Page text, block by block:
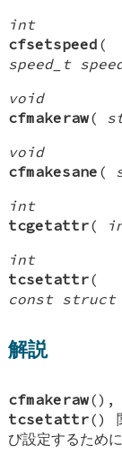
int
cfsetspeed
speed_t
void
cfmakeraw(
void
cfmakesane (
int
tcgetattr(
int
tcsetattr
const
解説
cfmakeraw
tcsetattr()
び設定するため